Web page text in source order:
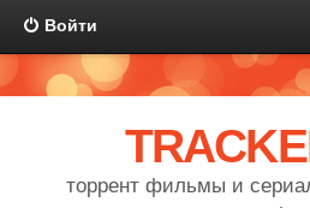
Войти
торрент фильмы и